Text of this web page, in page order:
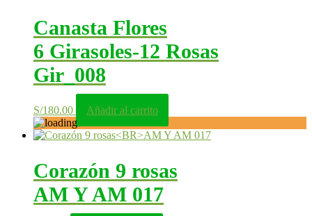
Canasta Flores
6 Girasoles-12 Rosas
Gir_008
S/180.00 Añadir al carrito
Corazón 9 rosas
AM Y AM 017